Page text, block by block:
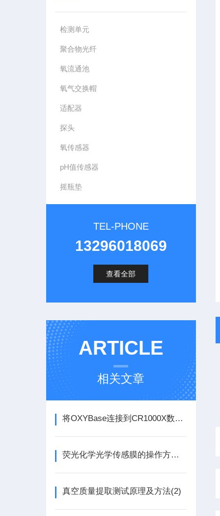
检测单元
聚合物光纤
氧流通池
氧气交换帽
适配器
探头
氧传感器
pH值传感器
摇瓶垫
TEL-PHONE
13296018069
查看全部
ARTICLE
相关文章
将OXYBase连接到CR1000X数据记录仪- 荧光法残氧仪探头
荧光化学光学传感膜的操作方法及应用
真空质量提取测试原理及方法(2)